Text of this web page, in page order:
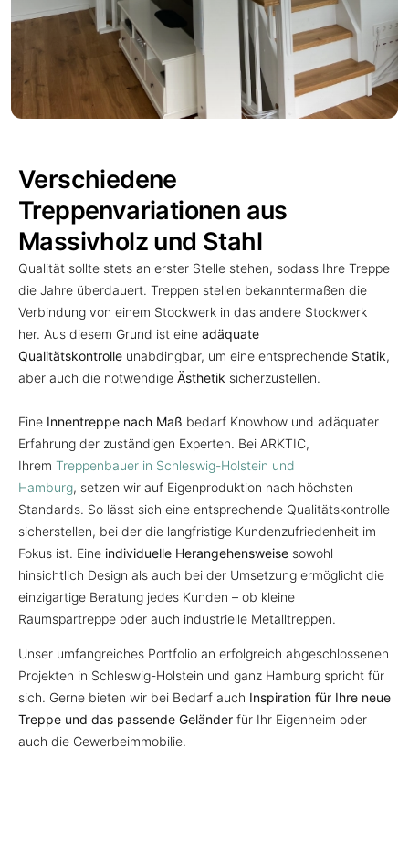
Verschiedene
Treppenvariationen aus
Massivholz und Stahl
Qualität sollte stets an erster Stelle stehen, sodass Ihre Treppe
die Jahre überdauert. Treppen stellen bekanntermaßen die
Verbindung von einem Stockwerk in das andere Stockwerk
her. Aus diesem Grund ist eine adäquate
Qualitätskontrolle unabdingbar, um eine entsprechende Statik,
aber auch die notwendige Ästhetik sicherzustellen.
Eine Innentreppe nach Maß bedarf Knowhow und adäquater
Erfahrung der zuständigen Experten. Bei ARKTIC,
Ihrem Treppenbauer in Schleswig-Holstein und
Hamburg, setzen wir auf Eigenproduktion nach höchsten
Standards. So lässt sich eine entsprechende Qualitätskontrolle
sicherstellen, bei der die langfristige Kundenzufriedenheit im
Fokus ist. Eine individuelle Herangehensweise sowohl
hinsichtlich Design als auch bei der Umsetzung ermöglicht die
einzigartige Beratung jedes Kunden – ob kleine
Raumspartreppe oder auch industrielle Metalltreppen.
Unser umfangreiches Portfolio an erfolgreich abgeschlossenen
Projekten in Schleswig-Holstein und ganz Hamburg spricht für
sich. Gerne bieten wir bei Bedarf auch Inspiration für Ihre neue
Treppe und das passende Geländer für Ihr Eigenheim oder
auch die Gewerbeimmobilie.